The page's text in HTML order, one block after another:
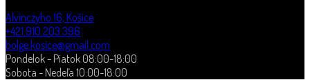
Alvinczyho 16, Košice
+421 910 203 396
bolge.kosice@gmail.com
Pondelok - Piatok 08:00-18:00
Sobota - Nedeľa 10:00-18:00